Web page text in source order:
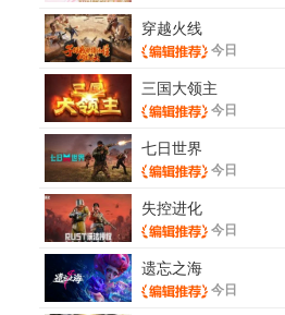
穿越火线
今日
三国大领主
今日
七日世界
今日
失控进化
今日
遗忘之海
今日